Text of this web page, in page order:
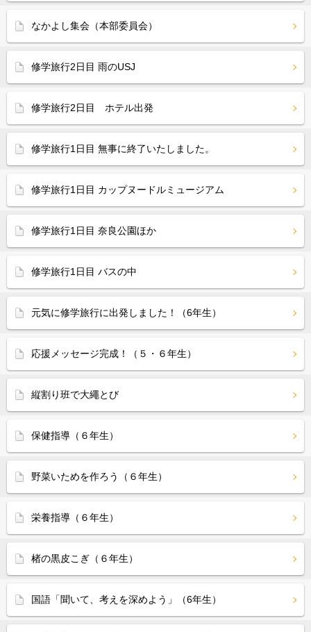
なかよし集会（本部委員会）
修学旅行2日目 雨のUSJ
修学旅行2日目 ホテル出発
修学旅行1日目 無事に終了いたしました。
修学旅行1日目 カップヌードルミュージアム
修学旅行1日目 奈良公園ほか
修学旅行1日目 バスの中
元気に修学旅行に出発しました！（6年生）
応援メッセージ完成！（５・６年生）
縦割り班で大繩とび
保健指導（６年生）
野菜いためを作ろう（６年生）
栄養指導（６年生）
楮の黒皮こぎ（６年生）
国語「聞いて、考えを深めよう」（6年生）